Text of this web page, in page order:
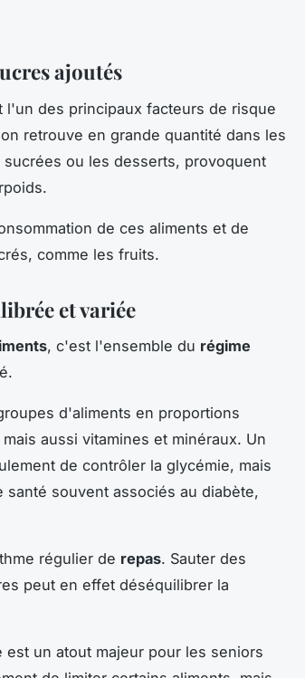
ajoutés
l'un des principaux facteurs de risque
retrouve en grande quantité dans les
ou les desserts, provoquent
de ces aliments et de
comme les fruits.
et variée
, c'est l'ensemble du régime
d'aliments en proportions
aussi vitamines et minéraux. Un
de contrôler la glycémie, mais
souvent associés au diabète,
régulier de repas. Sauter des
peut en effet déséquilibrer la
un atout majeur pour les seniors